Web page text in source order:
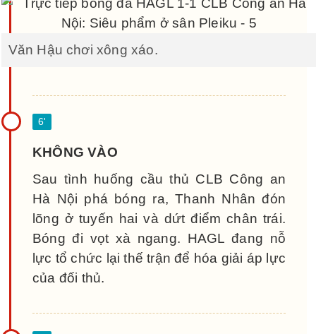
Văn Hậu chơi xông xáo.
KHÔNG VÀO
Sau tình huống cầu thủ CLB Công an
Hà Nội phá bóng ra, Thanh Nhân đón
lõng ở tuyến hai và dứt điểm chân trái.
Bóng đi vọt xà ngang. HAGL đang nỗ
lực tổ chức lại thế trận để hóa giải áp lực
của đối thủ.